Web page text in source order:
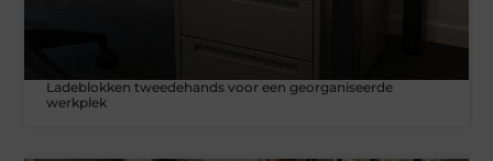
Ladeblokken tweedehands voor een georganiseerde
werkplek